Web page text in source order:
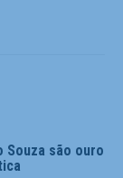
Souza são ouro